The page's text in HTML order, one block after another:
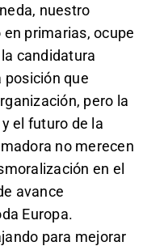
nuestro
primarias, ocupe
candidatura
posición que
pero la
el futuro de la
no merecen
en el
avance
Europa.
para mejorar